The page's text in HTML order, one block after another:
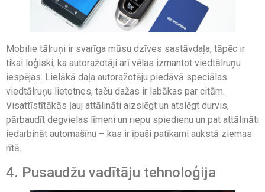
Mobilie tālruņi ir svarīga mūsu dzīves sastāvdaļa, tāpēc ir
tikai loģiski, ka autoražotāji arī vēlas izmantot viedtālruņu
iespējas. Lielākā daļa autoražotāju piedāvā speciālas
viedtālruņu lietotnes, taču dažas ir labākas par citām.
Visattīstītākās ļauj attālināti aizslēgt un atslēgt durvis,
pārbaudīt degvielas līmeni un riepu spiedienu un pat attālināti
iedarbināt automašīnu – kas ir īpaši patīkami aukstā ziemas
rītā.
4. Pusaudžu vadītāju tehnoloģija